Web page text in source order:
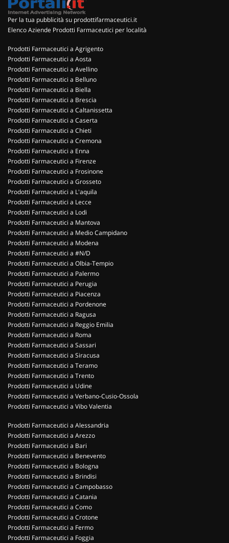
Per la tua pubblicità su prodottifarmaceutici.it
Elenco Aziende Prodotti Farmaceutici per località
Prodotti Farmaceutici a Agrigento
Prodotti Farmaceutici a Aosta
Prodotti Farmaceutici a Avellino
Prodotti Farmaceutici a Belluno
Prodotti Farmaceutici a Biella
Prodotti Farmaceutici a Brescia
Prodotti Farmaceutici a Caltanissetta
Prodotti Farmaceutici a Caserta
Prodotti Farmaceutici a Chieti
Prodotti Farmaceutici a Cremona
Prodotti Farmaceutici a Enna
Prodotti Farmaceutici a Firenze
Prodotti Farmaceutici a Frosinone
Prodotti Farmaceutici a Grosseto
Prodotti Farmaceutici a L'aquila
Prodotti Farmaceutici a Lecce
Prodotti Farmaceutici a Lodi
Prodotti Farmaceutici a Mantova
Prodotti Farmaceutici a Medio Campidano
Prodotti Farmaceutici a Modena
Prodotti Farmaceutici a #N/D
Prodotti Farmaceutici a Olbia-Tempio
Prodotti Farmaceutici a Palermo
Prodotti Farmaceutici a Perugia
Prodotti Farmaceutici a Piacenza
Prodotti Farmaceutici a Pordenone
Prodotti Farmaceutici a Ragusa
Prodotti Farmaceutici a Reggio Emilia
Prodotti Farmaceutici a Roma
Prodotti Farmaceutici a Sassari
Prodotti Farmaceutici a Siracusa
Prodotti Farmaceutici a Teramo
Prodotti Farmaceutici a Trento
Prodotti Farmaceutici a Udine
Prodotti Farmaceutici a Verbano-Cusio-Ossola
Prodotti Farmaceutici a Vibo Valentia
Prodotti Farmaceutici a Alessandria
Prodotti Farmaceutici a Arezzo
Prodotti Farmaceutici a Bari
Prodotti Farmaceutici a Benevento
Prodotti Farmaceutici a Bologna
Prodotti Farmaceutici a Brindisi
Prodotti Farmaceutici a Campobasso
Prodotti Farmaceutici a Catania
Prodotti Farmaceutici a Como
Prodotti Farmaceutici a Crotone
Prodotti Farmaceutici a Fermo
Prodotti Farmaceutici a Foggia